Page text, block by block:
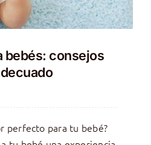
bebés: consejos
perfecto para tu bebé?